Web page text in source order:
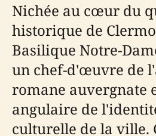
Nichée au cœur du
historique de
Basilique Notre-
un chef-d'œuvre de
romane auvergnate
angulaire de
culturelle de la ville.